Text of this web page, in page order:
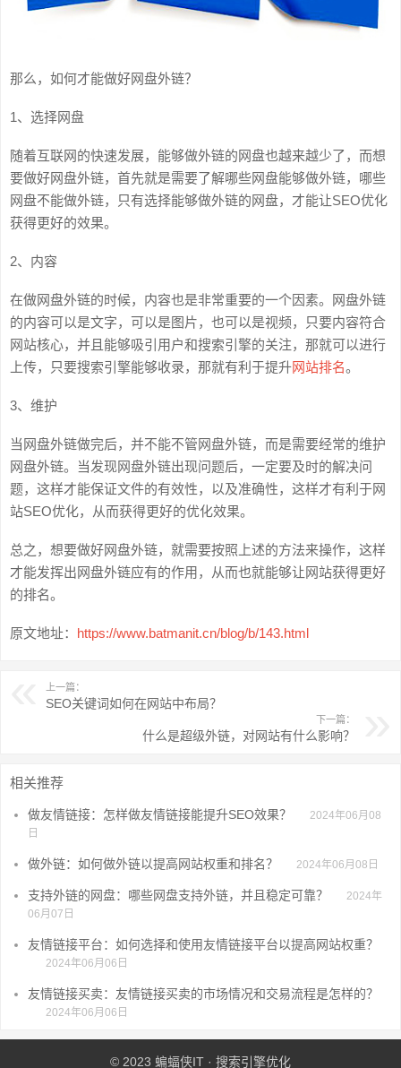
那么，如何才能做好网盘外链？
1、选择网盘
随着互联网的快速发展，能够做外链的网盘也越来越少了，而想
要做好网盘外链，首先就是需要了解哪些网盘能够做外链，哪些
网盘不能做外链，只有选择能够做外链的网盘，才能让SEO优化
获得更好的效果。
2、内容
在做网盘外链的时候，内容也是非常重要的一个因素。网盘外链
的内容可以是文字，可以是图片，也可以是视频，只要内容符合
网站核心，并且能够吸引用户和搜索引擎的关注，那就可以进行
上传，只要搜索引擎能够收录，那就有利于提升网站排名。
3、维护
当网盘外链做完后，并不能不管网盘外链，而是需要经常的维护
网盘外链。当发现网盘外链出现问题后，一定要及时的解决问
题，这样才能保证文件的有效性，以及准确性，这样才有利于网
站SEO优化，从而获得更好的优化效果。
总之，想要做好网盘外链，就需要按照上述的方法来操作，这样
才能发挥出网盘外链应有的作用，从而也就能够让网站获得更好
的排名。
原文地址： https://www.batmanit.cn/blog/b/143.html
上一篇：
SEO关键词如何在网站中布局？
下一篇：
什么是超级外链，对网站有什么影响？
相关推荐
做友情链接：怎样做友情链接能提升SEO效果？
2024年06月08
日
做外链：如何做外链以提高网站权重和排名？ 2024年06月08日
支持外链的网盘：哪些网盘支持外链，并且稳定可靠？
2024年
06月07日
友情链接平台：如何选择和使用友情链接平台以提高网站权重？
2024年06月06日
友情链接买卖：友情链接买卖的市场情况和交易流程是怎样的？
2024年06月06日
© 2023 蝙蝠侠IT · 搜索引擎优化